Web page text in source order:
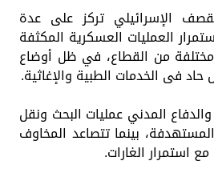
الإسرائيلي تركز على عدة
العمليات العسكرية المكثفة
من القطاع، في ظل أوضاع
فى الخدمات الطبية والإغاثية.
المدني عمليات البحث ونقل
بينما تتصاعد المخاوف
استمرار الغارات.